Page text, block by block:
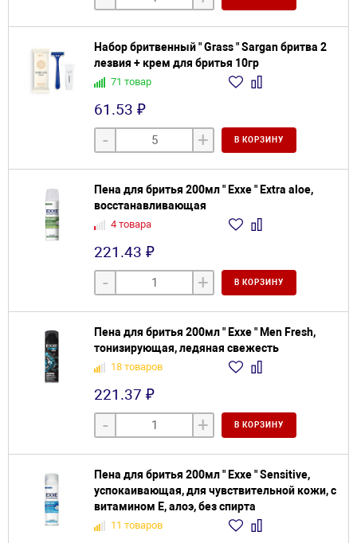
Набор бритвенный " Grass " Sargan бритва 2
лезвия + крем для бритья 10гр
71 товар
61.53 ₽
- + В КОРЗИНУ
Пена для бритья 200мл " Exxe " Extra aloe,
восстанавливающая
4 товара
221.43 ₽
- + В КОРЗИНУ
Пена для бритья 200мл " Exxe " Men Fresh,
тонизирующая, ледяная свежесть
18 товаров
221.37 ₽
- + В КОРЗИНУ
Пена для бритья 200мл " Exxe " Sensitive,
успокаивающая, для чувствительной кожи, с
витамином Е, алоэ, без спирта
11 товаров